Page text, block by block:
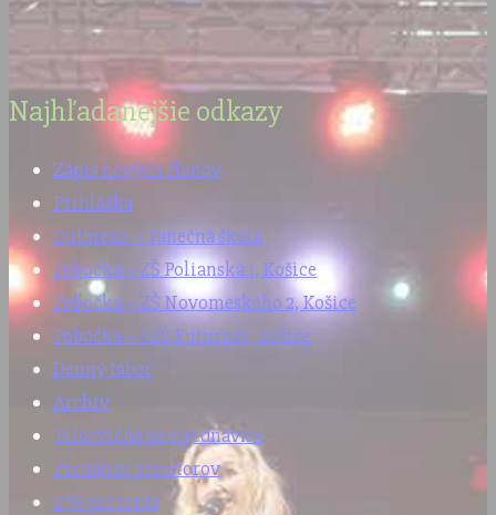
Najhľadanejšie odkazy
Zápis nových členov
Prihláška
Outbreak – Tanečná škola
Pobočka – ZŠ Polianská 1, Košice
Pobočka – ZŠ Novomeského 2, Košice
Pobočka – SZŠ Futurum, Košice
Denný tábor
Archív
Telocvičňa na objednávku
Prenájom priestorov
2 % percenta